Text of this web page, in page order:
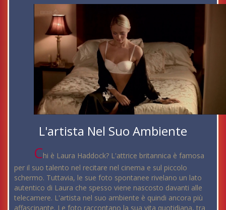
L'artista Nel Suo Ambiente
Chi è Laura Haddock? L'attrice britannica è famosa
per il suo talento nel recitare nel cinema e sul piccolo
schermo. Tuttavia, le sue foto spontanee rivelano un lato
autentico di Laura che spesso viene nascosto davanti alle
telecamere. L'artista nel suo ambiente è quindi ancora più
affascinante. Le foto raccontano la sua vita quotidiana, tra